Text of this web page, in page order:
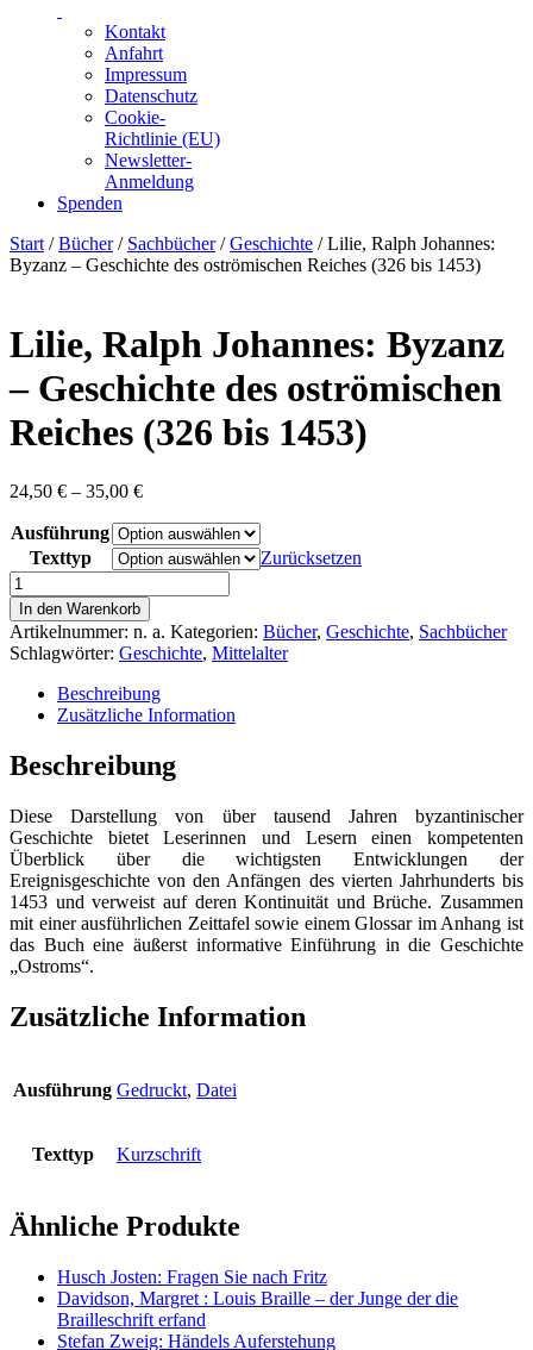
Kontakt
Anfahrt
Impressum
Datenschutz
Cookie-
Richtlinie (EU)
Newsletter-
Anmeldung
Spenden
Skip
to
Start /Bücher/ Sachbücher/Geschichte / Lilie, Ralph Johannes:
Byzanz – Geschichte des oströmischen Reiches (326 bis 1453)
Lilie, Ralph Johannes: Byzanz
– Geschichte des oströmischen
Reiches (326 bis 1453)
24,50 € – 35,00 €Preisspanne:
bis
35,00 €
Ausführung
Texttyp
Zurücksetzen
Lilie,
Ralph
Johannes:
Byzanz
-
Geschichte
oströmischen
Reiches
(326
1453)
Menge
In den Warenkorb
Artikelnummer: n. a. Kategorien: Bücher, Geschichte, Sachbücher
Schlagwörter: Geschichte, Mittelalter
Beschreibung
Zusätzliche Information
Beschreibung
Diese Darstellung von über tausend Jahren byzantinischer
Geschichte bietet Leserinnen und Lesern einen kompetenten
Überblick über die wichtigsten Entwicklungen der
Ereignisgeschichte von den Anfängen des vierten Jahrhunderts bis
1453 und verweist auf deren Kontinuität und Brüche. Zusammen
mit einer ausführlichen Zeittafel sowie einem Glossar im Anhang ist
das Buch eine äußerst informative Einführung in die Geschichte
„Ostroms“.
Zusätzliche Information
Ausführung Gedruckt, Datei
Texttyp Kurzschrift
Ähnliche Produkte
Husch Josten: Fragen Sie nach Fritz
Davidson, Margret : Louis Braille – der Junge der die
Brailleschrift erfand
Stefan Zweig: Händels Auferstehung